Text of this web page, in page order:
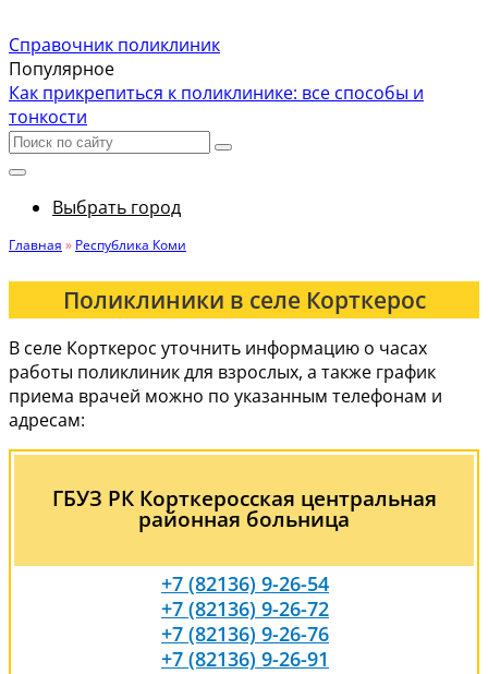
Справочник поликлиник
Популярное
Как прикрепиться к поликлинике: все способы и
тонкости
Выбрать город
Главная » Республика Коми
Поликлиники в селе Корткерос
В селе Корткерос уточнить информацию о часах
работы поликлиник для взрослых, а также график
приема врачей можно по указанным телефонам и
адресам:
ГБУЗ РК Корткеросская центральная
районная больница
+7 (82136) 9-26-54
+7 (82136) 9-26-72
+7 (82136) 9-26-76
+7 (82136) 9-26-91